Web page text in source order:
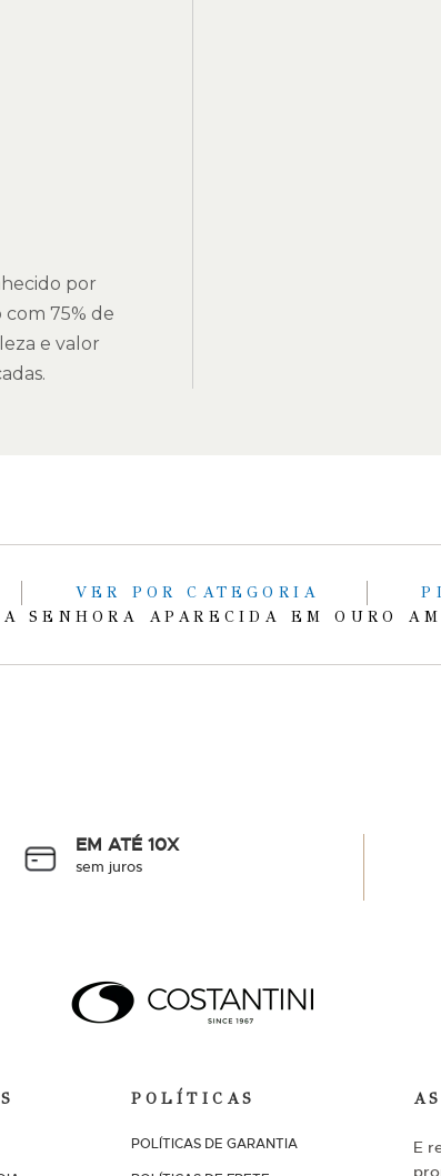
por
75% de
e valor
VER POR CATEGORIA
SENHORA APARECIDA EM OURO
EM ATÉ 10X
sem juros
POLÍTICAS
POLÍTICAS DE GARANTIA
E